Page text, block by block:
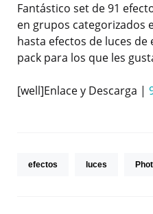
Fantástico set de 91
en grupos categorizados
hasta efectos de luces
pack para los que les
[well]Enlace y Descarga |
efectos luces